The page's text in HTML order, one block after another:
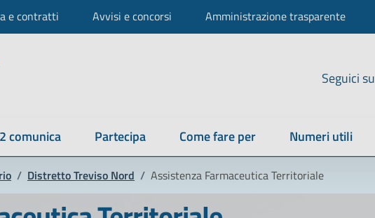
e contratti Avvisi e concorsi Amministrazione trasparente
Seguici su
comunica Partecipa Come fare per Numeri utili
/ Distretto Treviso Nord / Assistenza Farmaceutica Territoriale